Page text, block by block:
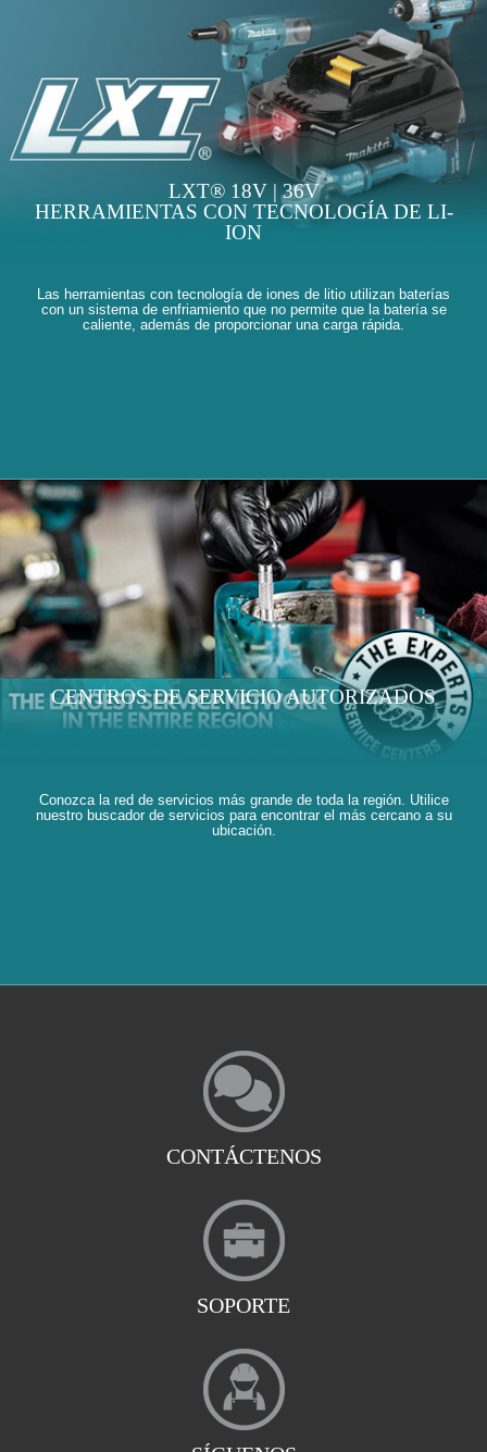
LXT® 18V | 36V
HERRAMIENTAS CON TECNOLOGÍA DE LI-
ION
Las herramientas con tecnología de iones de litio utilizan baterías
con un sistema de enfriamiento que no permite que la batería se
caliente, además de proporcionar una carga rápida.
CENTROS DE SERVICIO AUTORIZADOS
Conozca la red de servicios más grande de toda la región. Utilice
nuestro buscador de servicios para encontrar el más cercano a su
ubicación.
CONTÁCTENOS
SOPORTE